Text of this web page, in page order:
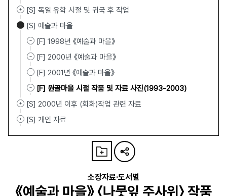
[S] 독일 유학 시절 및 귀국 후 작업
[S] 예술과 마을
[F] 1998년 《예술과 마을》
[F] 2000년 《예술과 마을》
[F] 2001년 《예술과 마을》
[F] 원골마을 시절 작품 및 자료 사진(1993-2003)
[S] 2000년 이후 (회화)작업 관련 자료
[S] 개인 자료
소장자료·도서별
《예술과 마을》 〈나뭇잎 주사위〉 작품